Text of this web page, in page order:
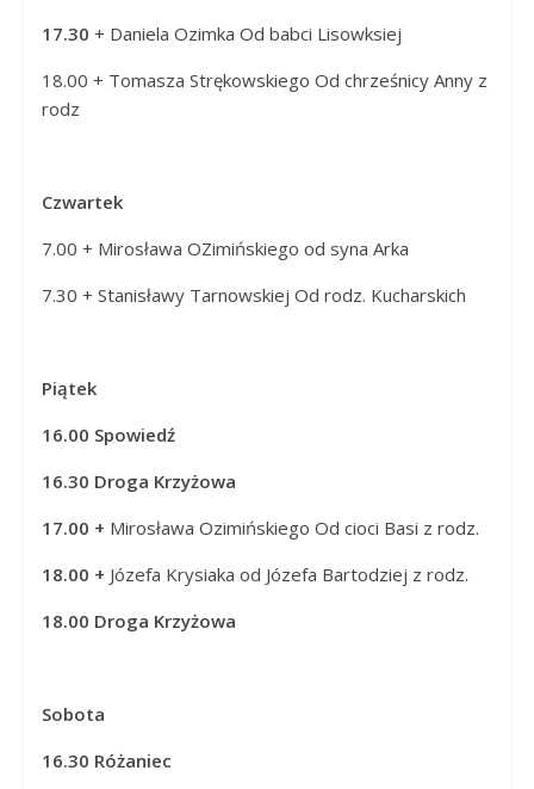
17.30 + Daniela Ozimka Od babci Lisowksiej
18.00 + Tomasza Strękowskiego Od chrześnicy Anny z
rodz
Czwartek
7.00 + Mirosława OZimińskiego od syna Arka
7.30 + Stanisławy Tarnowskiej Od rodz. Kucharskich
Piątek
16.00 Spowiedź
16.30 Droga Krzyżowa
17.00 + Mirosława Ozimińskiego Od cioci Basi z rodz.
18.00 + Józefa Krysiaka od Józefa Bartodziej z rodz.
18.00 Droga Krzyżowa
Sobota
16.30 Różaniec